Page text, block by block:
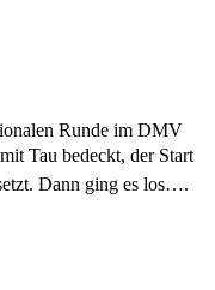
Runde im DMV
mit Tau bedeckt, der Start
Dann ging es los….